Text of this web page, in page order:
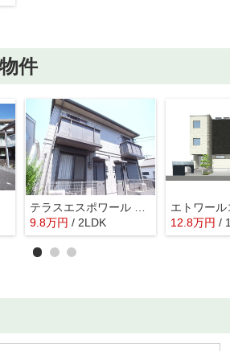
件
テラスエスポワール ShaMaison
9.8万円 / 2LDK 12.8万円 /